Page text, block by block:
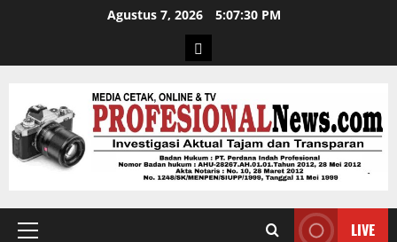
Agustus 7, 2026 5:07:31 PM
LIVE